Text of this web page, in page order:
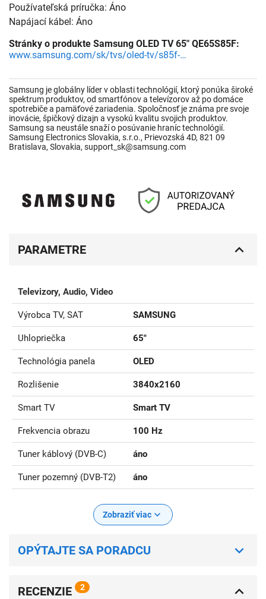
Používateľská príručka: Áno
Napájací kábel: Áno
Stránky o produkte Samsung OLED TV 65" QE65S85F:
www.samsung.com/sk/tvs/oled-tv/s85f-65-inch-oled-4k-smart-tv-qe65s85faexxh/
Samsung je globálny líder v oblasti technológií, ktorý ponúka široké
spektrum produktov, od smartfónov a televízorov až po domáce
spotrebiče a pamäťové zariadenia. Spoločnosť je známa pre svoje
inovácie, špičkový dizajn a vysokú kvalitu svojich produktov.
Samsung sa neustále snaží o posúvanie hraníc technológií.
Samsung Electronics Slovakia, s.r.o., Prievozská 4D, 821 09
Bratislava, Slovakia, support_sk@samsung.com
PARAMETRE
Televizory, Audio, Video
Výrobca TV, SAT SAMSUNG
Uhlopriečka 65"
Technológia panela OLED
Rozlišenie 3840x2160
Smart TV Smart TV
Frekvencia obrazu 100 Hz
Tuner káblový (DVB-C) áno
Tuner pozemný (DVB-T2) áno
Zobraziť viac
OPÝTAJTE SA PORADCU
RECENZIE 2